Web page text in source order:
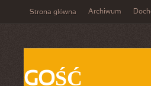
Strona główna Archiwum
GOŚĆ